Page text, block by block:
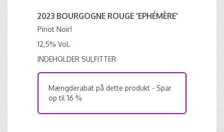
2023 BOURGOGNE ROUGE 'EPHÉMÈRE'
Pinot Noir!
12,5% Vol.
INDEHOLDER SULFITTER
Mængderabat på dette produkt - Spar
op til 16 %